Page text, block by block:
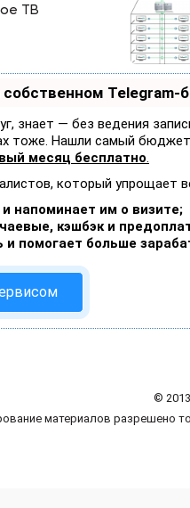
ТВ
Telegram-
знает — без ведения
тоже. Нашли самый
месяц бесплатно.
который упрощает
напоминает им о визите;
кэшбэк и
помогает больше
©
материалов разрешено